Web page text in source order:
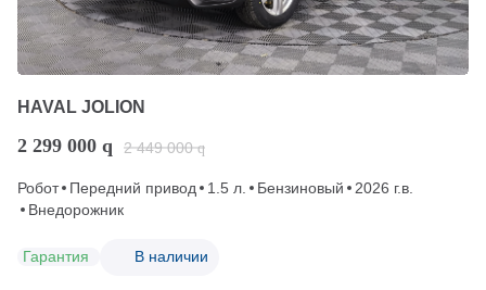
HAVAL JOLION
2 299 000 q 2 449 000 q
Робот Передний привод 1.5 л. Бензиновый
2026 г.в.
Внедорожник
Гарантия В наличии